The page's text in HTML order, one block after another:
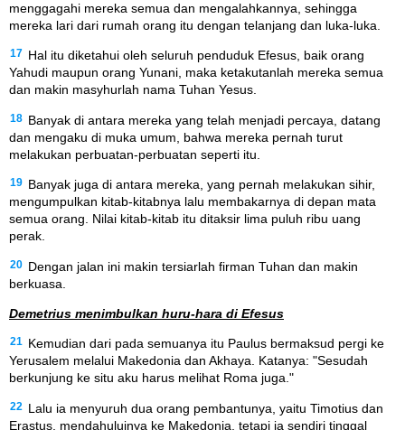
menggagahi mereka semua dan mengalahkannya, sehingga
mereka lari dari rumah orang itu dengan telanjang dan luka-luka.
17
Hal itu diketahui oleh seluruh penduduk Efesus, baik orang
Yahudi maupun orang Yunani, maka ketakutanlah mereka semua
dan makin masyhurlah nama Tuhan Yesus.
18 Banyak di antara mereka yang telah menjadi percaya, datang
dan mengaku di muka umum, bahwa mereka pernah turut
melakukan perbuatan-perbuatan seperti itu.
19 Banyak juga di antara mereka, yang pernah melakukan sihir,
mengumpulkan kitab-kitabnya lalu membakarnya di depan mata
semua orang. Nilai kitab-kitab itu ditaksir lima puluh ribu uang
perak.
20 Dengan jalan ini makin tersiarlah firman Tuhan dan makin
berkuasa.
Demetrius menimbulkan huru-hara di Efesus
21 Kemudian dari pada semuanya itu Paulus bermaksud pergi ke
Yerusalem melalui Makedonia dan Akhaya. Katanya: "Sesudah
berkunjung ke situ aku harus melihat Roma juga."
22
Lalu ia menyuruh dua orang pembantunya, yaitu Timotius dan
Erastus, mendahuluinya ke Makedonia, tetapi ia sendiri tinggal